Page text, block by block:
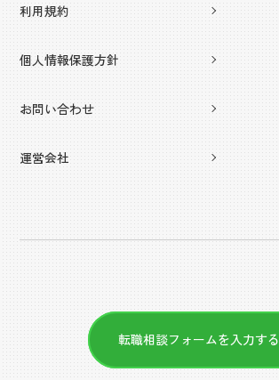
利用規約
個人情報保護方針
お問い合わせ
運営会社
転職相談フォームを入力する